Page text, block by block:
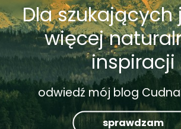
Dla szukających
więcej
inspiracji
odwiedź mój blog
sprawdzam